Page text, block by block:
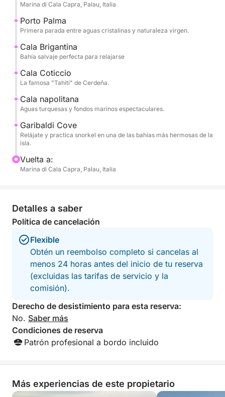
Podrás relajarte en las aguas turquesas de Porto
Palma, admirar la belleza prístina de Cala Brigantina,
dejarte cautivar por los colores caribeños de Cala
Coticcio, a menudo apodada la "Tahití de Cerdeña",
Garibaldi.
Esta experiencia es ideal para quienes desean pasar
un día disfrutando del mar, practicando snorkel y
relajándose, rodeados de algunos de los paisajes
naturales más espectaculares del Mediterráneo.
Ideal para parejas, familias o grupos de amigos,
este tour es una de las mejores maneras de
Marina di Cala Capra, Palau, Italia
Porto Palma
Primera parada entre aguas cristalinas y naturaleza virgen.
Cala Brigantina
Bahía salvaje perfecta para relajarse
Cala Coticcio
La famosa "Tahití" de Cerdeña.
Cala napolitana
Aguas turquesas y fondos marinos espectaculares.
Garibaldi Cove
Relájate y practica snorkel en una de las bahías más hermosas de la
isla.
Vuelta a:
Marina di Cala Capra, Palau, Italia
Detalles a saber
Política de cancelación
Flexible
Obtén un reembolso completo si cancelas al
menos 24 horas antes del inicio de tu reserva
(excluidas las tarifas de servicio y la
comisión).
Derecho de desistimiento para esta reserva:
No. Saber más
Condiciones de reserva
Patrón profesional a bordo incluido
Más experiencias de este propietario